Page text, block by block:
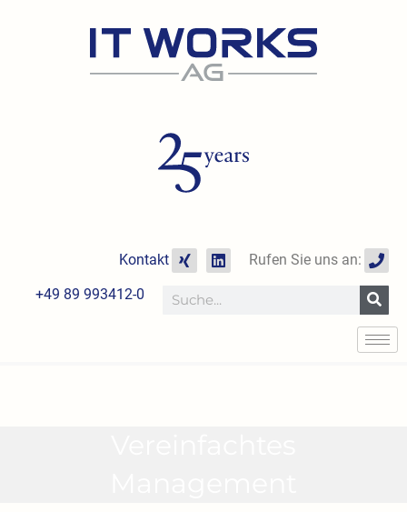
Kontakt
X
i
g
L
i
k
Rufen Sie uns an:
P
h
o
n
e
+49 89 993412-0 Suche